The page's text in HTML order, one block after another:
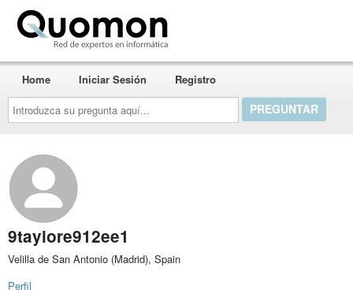
Introduzca
su
pregunta
aquí...
Home Iniciar Sesión Registro
9taylore912ee1
Velilla de San Antonio (Madrid), Spain
Perfil